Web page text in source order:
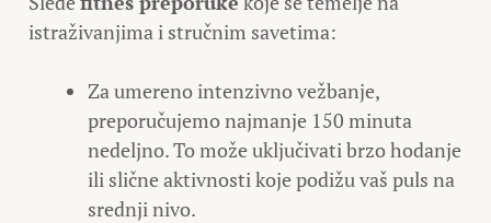
istraživanjima i stručnim savetima:
Za umereno intenzivno vežbanje,
preporučujemo najmanje 150 minuta
nedeljno. To može uključivati brzo hodanje
ili slične aktivnosti koje podižu vaš puls na
srednji nivo.